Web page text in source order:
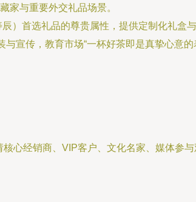
家与重要外交礼品场景。
）首选礼品的尊贵属性，提供定制化礼盒与
宣传，教育市场“一杯好茶即是真挚心意的
心经销商、VIP客户、文化名家、媒体参